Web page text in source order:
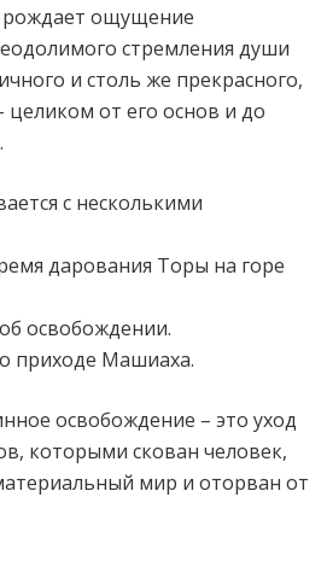
рождает ощущение
стремления души
и столь же прекрасного,
целиком от его основ и до
с несколькими
дарования Торы на горе
освобождении.
приходе Машиаха.
освобождение – это уход
которыми скован человек,
мир и оторван от